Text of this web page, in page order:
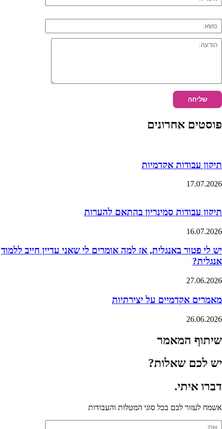
פוסטים אחרונים
תיקון עבודות אקדמיות
17.07.2026
תיקון עבודות סמינריון בהתאם להערות
16.07.2026
יש לי פטור באנגלית, אז למה אומרים לי שאני עדיין חייב ללמוד
אנגלית?
27.06.2026
מאמרים אקדמיים על יצירתיות
26.06.2026
שיתוף המאמר
יש לכם שאלות?
דברו איתי.
אשמח לעזור לכם בכל סוגי המטלות והעבודות